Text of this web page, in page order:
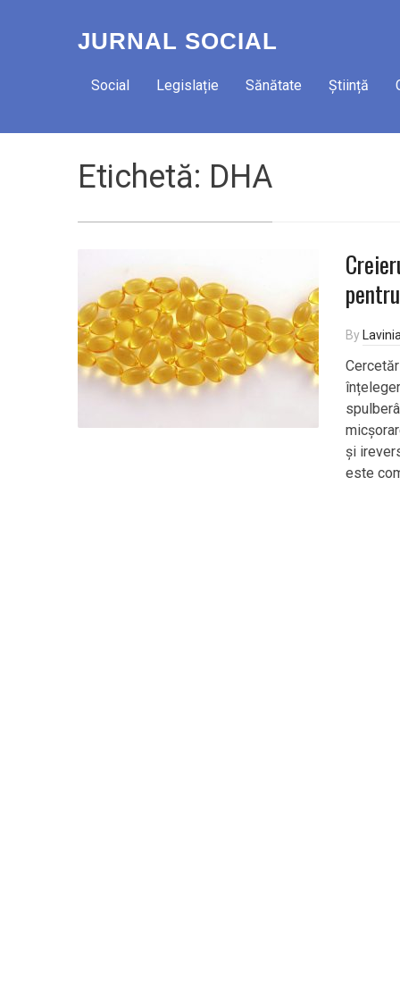
JURNAL SOCIAL
Social Legislație Sănătate Știință
Etichetă: DHA
By
și
este